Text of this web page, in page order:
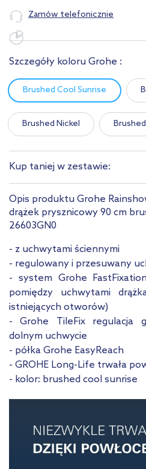
Zamów telefonicznie
Szczegóły koloru Grohe :
Brushed Cool Sunrise
Brushed Nickel
Kup taniej w zestawie:
Opis produktu Grohe
drążek prysznicowy 90 cm
26603GN0
- z uchwytami ściennymi
- regulowany i przesuwany
- system Grohe
pomiędzy uchwytami
istniejących otworów)
- Grohe TileFix regulacja
dolnym uchwycie
- półka Grohe EasyReach
- GROHE Long-Life trwała
- kolor: brushed cool sunrise